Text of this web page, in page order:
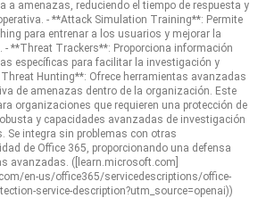
a amenazas, reduciendo el tiempo de respuesta y
- **Attack Simulation Training**: Permite
para entrenar a los usuarios y mejorar la
- **Threat Trackers**: Proporciona información
específicas para facilitar la investigación y
Hunting**: Ofrece herramientas avanzadas
de amenazas dentro de la organización. Este
organizaciones que requieren una protección de
y capacidades avanzadas de investigación
Se integra sin problemas con otras
de Office 365, proporcionando una defensa
avanzadas. ([learn.microsoft.com]
en-us/office365/servicedescriptions/office-
service-description?utm_source=openai))